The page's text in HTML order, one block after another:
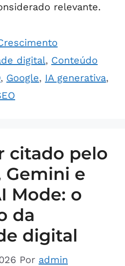
relevante.
digital, Conteúdo
, Google, IA generativa,
citado pelo
Gemini e
Mode: o
da
digital
Por admin